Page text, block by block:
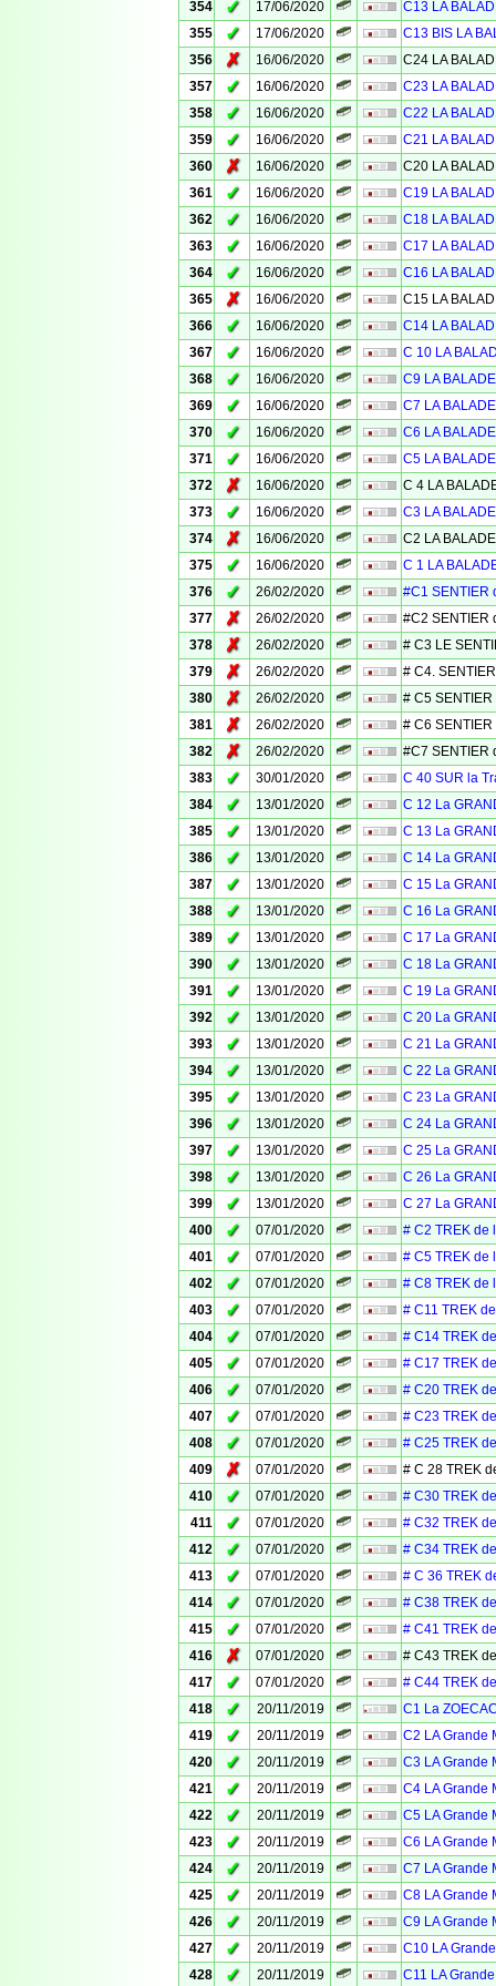
354
✓ 17/06/2020
C13 LA
355
✓ 17/06/2020
C13 BIS LA
356
✗ 16/06/2020
C24 LA
357
✓ 16/06/2020
C23 LA
358
✓ 16/06/2020
C22 LA
359
✓ 16/06/2020
C21 LA
360
✗ 16/06/2020
C20 LA
361
✓ 16/06/2020
C19 LA
362
✓ 16/06/2020
C18 LA
363
✓ 16/06/2020
C17 LA
364
✓ 16/06/2020
C16 LA
365
✗ 16/06/2020
C15 LA
366
✓ 16/06/2020
C14 LA
367
✓ 16/06/2020
C 10 LA
368
✓ 16/06/2020
C9 LA
369
✓ 16/06/2020
C7 LA
370
✓ 16/06/2020
C6 LA
371
✓ 16/06/2020
C5 LA
372
✗ 16/06/2020
C 4 LA
373
✓ 16/06/2020
C3 LA
374
✗ 16/06/2020
C2 LA
375
✓ 16/06/2020
C 1 LA
376
✓ 26/02/2020
#C1 SENTIER
377
✗ 26/02/2020
#C2 SENTIER
378
✗ 26/02/2020
# C3 LE
379
✗ 26/02/2020
# C4.
380
✗ 26/02/2020
# C5
381
✗ 26/02/2020
# C6 SENTIER
382
✗ 26/02/2020
#C7 SENTIER
383
✓ 30/01/2020
C 40 SUR la
384
✓ 13/01/2020
C 12 La
385
✓ 13/01/2020
C 13 La
386
✓ 13/01/2020
C 14 La
387
✓ 13/01/2020
C 15 La
388
✓ 13/01/2020
C 16 La
389
✓ 13/01/2020
C 17 La
390
✓ 13/01/2020
C 18 La
391
✓ 13/01/2020
C 19 La
392
✓ 13/01/2020
C 20 La
393
✓ 13/01/2020
C 21 La
394
✓ 13/01/2020
C 22 La
395
✓ 13/01/2020
C 23 La
396
✓ 13/01/2020
C 24 La
397
✓ 13/01/2020
C 25 La
398
✓ 13/01/2020
C 26 La
399
✓ 13/01/2020
C 27 La
400
✓ 07/01/2020
# C2 TREK de
401
✓ 07/01/2020
# C5 TREK de
402
✓ 07/01/2020
# C8 TREK de
403
✓ 07/01/2020
# C11 TREK
404
✓ 07/01/2020
# C14 TREK
405
✓ 07/01/2020
# C17 TREK
406
✓ 07/01/2020
# C20 TREK
407
✓ 07/01/2020
# C23 TREK
408
✓ 07/01/2020
# C25 TREK
409
✗ 07/01/2020
# C 28 TREK
410
✓ 07/01/2020
# C30 TREK
411
✓ 07/01/2020
# C32 TREK
412
✓ 07/01/2020
# C34 TREK
413
✓ 07/01/2020
# C 36 TREK
414
✓ 07/01/2020
# C38 TREK
415
✓ 07/01/2020
# C41 TREK
416
✗ 07/01/2020
# C43 TREK
417
✓ 07/01/2020
# C44 TREK
418
✓ 20/11/2019
C1 La
419
✓ 20/11/2019
C2 LA Grande
420
✓ 20/11/2019
C3 LA Grande
421
✓ 20/11/2019
C4 LA Grande
422
✓ 20/11/2019
C5 LA Grande
423
✓ 20/11/2019
C6 LA Grande
424
✓ 20/11/2019
C7 LA Grande
425
✓ 20/11/2019
C8 LA Grande
426
✓ 20/11/2019
C9 LA Grande
427
✓ 20/11/2019
C10 LA
428
✓ 20/11/2019 C11 LA